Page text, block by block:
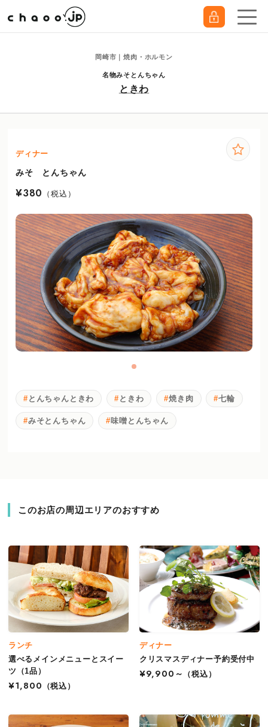
岡崎市｜焼肉・ホルモン
名物みそとんちゃん
ときわ
ディナー
みそ とんちゃん
¥380 （税込）
とんちゃんときわ ときわ 焼き肉 七輪
みそとんちゃん 味噌とんちゃん
このお店の周辺エリアのおすすめ
ランチ
選べるメインメニューとスイー
ツ（1品）
¥1,800
（税込）
ディナー
クリスマスディナー予約受付中
¥9,900～
（税込）